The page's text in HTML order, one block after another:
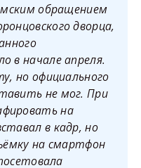
обращением
дворца,
в начале апреля.
но официального
не мог. При
на
в кадр, но
на смартфон